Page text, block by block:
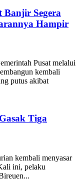
Banjir Segera
Hampir
Pusat melalui
kembali
putus akibat
Tiga
kembali menyasar
ini, pelaku